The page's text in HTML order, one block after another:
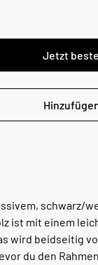
Jetzt
schwarz/
ist mit einem
wird beidseitig
du den